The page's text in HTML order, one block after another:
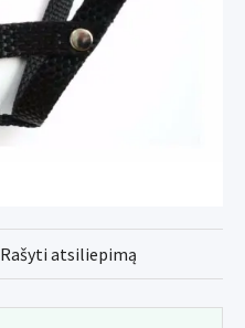
Rašyti atsiliepimą